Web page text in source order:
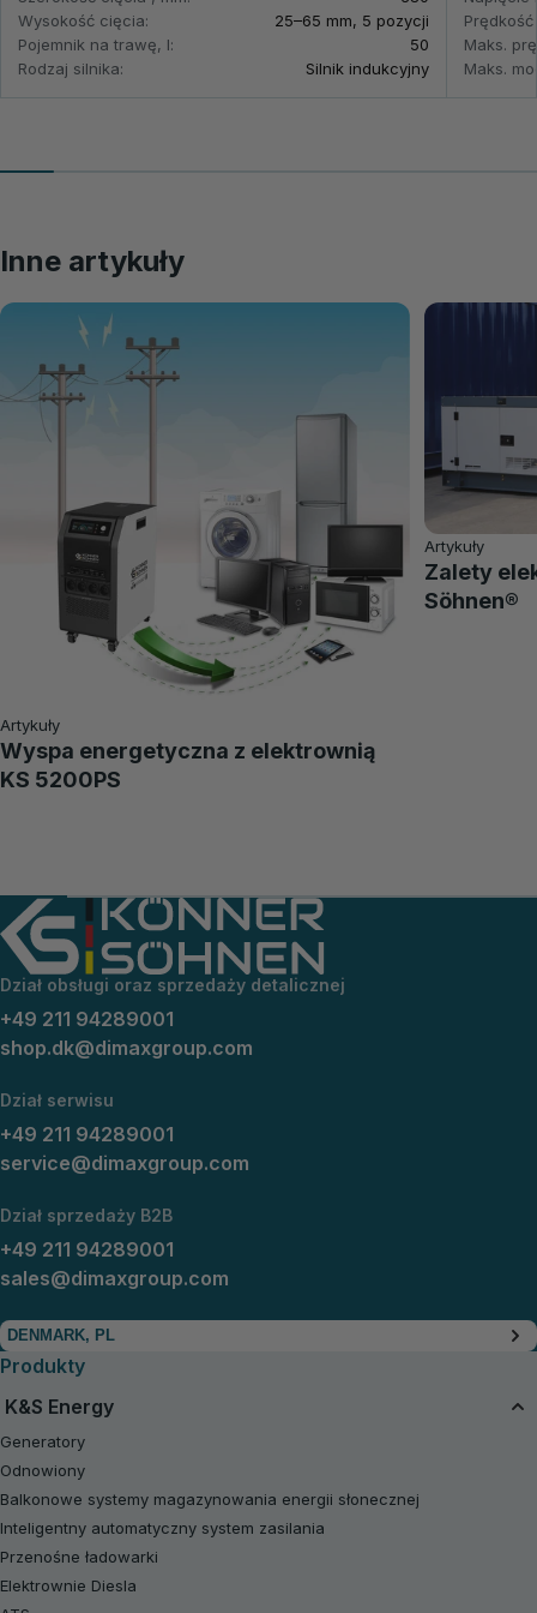
Wysokość cięcia:
25–65 mm, 5 pozycji
Pojemnik na trawę, l:
50
Rodzaj silnika:
Silnik indukcyjny
Maks.
Maks.
Inne artykuły
Artykuły
Wyspa energetyczna z elektrownią
KS 5200PS
Artykuły
Zalety
Söhnen®
Dział obsługi oraz sprzedaży detalicznej
+49 211 94289001
shop.dk@dimaxgroup.com
Dział serwisu
+49 211 94289001
service@dimaxgroup.com
Dział sprzedaży B2B
+49 211 94289001
sales@dimaxgroup.com
DENMARK, PL
Produkty
K&S Energy
Generatory
Odnowiony
Balkonowe systemy magazynowania energii słonecznej
Inteligentny automatyczny system zasilania
Przenośne ładowarki
Elektrownie Diesla